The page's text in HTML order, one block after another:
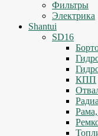
Фильтры
Электрика
Shantui
SD16
КПП